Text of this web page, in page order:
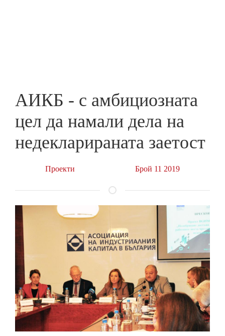
АИКБ - с амбициозната
цел да намали дела на
недекларираната заетост
Проекти Брой 11 2019